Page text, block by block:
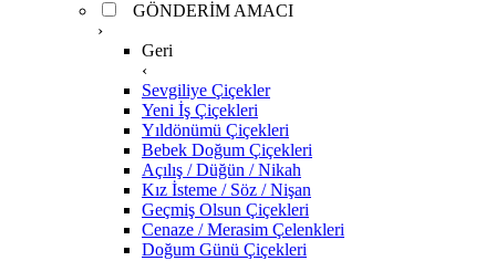
GÖNDERİM AMACI
›
Geri
‹
Sevgiliye Çiçekler
Yeni İş Çiçekleri
Yıldönümü Çiçekleri
Bebek Doğum Çiçekleri
Açılış / Düğün / Nikah
Kız İsteme / Söz / Nişan
Geçmiş Olsun Çiçekleri
Cenaze / Merasim Çelenkleri
Doğum Günü Çiçekleri